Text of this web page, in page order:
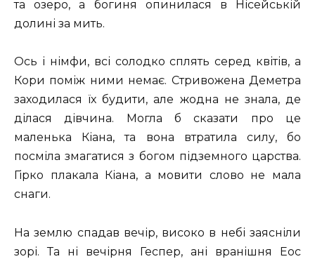
та озеро, а богиня опинилася в Нісейській
долині за мить.
Ось і німфи, всі солодко сплять серед квітів, а
Кори поміж ними немає. Стривожена Деметра
заходилася їх будити, але жодна не знала, де
ділася дівчина. Могла б сказати про це
маленька Кіана, та вона втратила силу, бо
посміла змагатися з богом підземного царства.
Гірко плакала Кіана, а мовити слово не мала
снаги.
На землю спадав вечір, високо в небі заясніли
зорі. Та ні вечірня Геспер, ані вранішня Еос